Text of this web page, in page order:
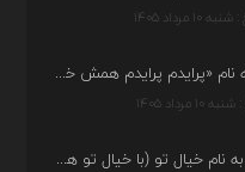
۱۰ مرداد ۱۴۰۵
دانلود آهنگ امیر غلامی به نام «پرایدم پرایدم همش خرابه یار نیو کنارم دیگه پولی نداروم (ریمیکس اینستاگرام)»
۱۰ مرداد ۱۴۰۵
دانلود آهنگ محسن یگانه به نام خیال تو (با خیال تو هنوزم مثل هر روز و همیشه ریمیکس)